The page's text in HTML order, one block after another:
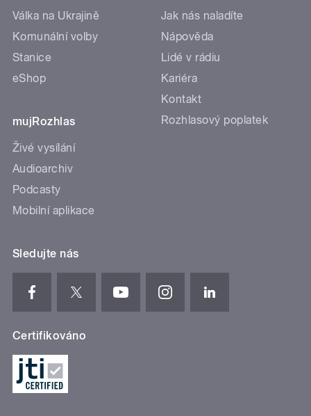
Válka na Ukrajině
Komunální volby
Stanice
eShop
mujRozhlas
Živé vysílání
Audioarchiv
Podcasty
Mobilní aplikace
Jak nás naladíte
Nápověda
Lidé v rádiu
Kariéra
Kontakt
Rozhlasový poplatek
Sledujte nás
Certifikováno